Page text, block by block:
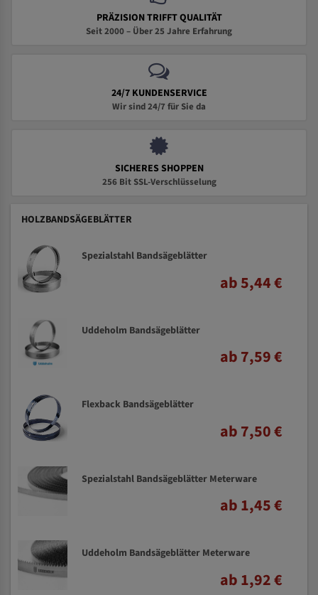
PRÄZISION TRIFFT QUALITÄT
Seit 2000 – Über 25 Jahre Erfahrung
24/7 KUNDENSERVICE
Wir sind 24/7 für Sie da
SICHERES SHOPPEN
256 Bit SSL-Verschlüsselung
HOLZBANDSÄGEBLÄTTER
Spezialstahl Bandsägeblätter
ab 5,44 €
Uddeholm Bandsägeblätter
ab 7,59 €
Flexback Bandsägeblätter
ab 7,50 €
Spezialstahl Bandsägeblätter Meterware
ab 1,45 €
Uddeholm Bandsägeblätter Meterware
ab 1,92 €